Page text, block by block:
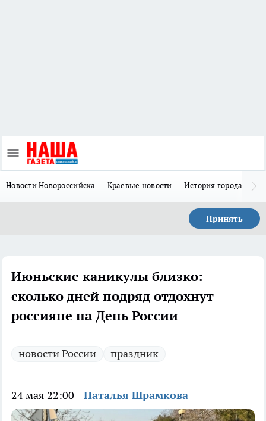
Новости Новороссийска Краевые новости История города Н
Принять
Июньские каникулы близко:
сколько дней подряд отдохнут
россияне на День России
новости России праздник
24 мая 22:00 Наталья Шрамкова